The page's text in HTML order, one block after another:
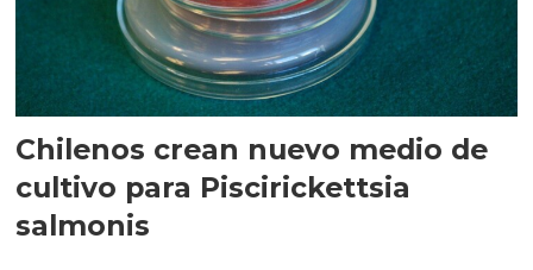
Chilenos crean nuevo medio de
cultivo para Piscirickettsia
salmonis